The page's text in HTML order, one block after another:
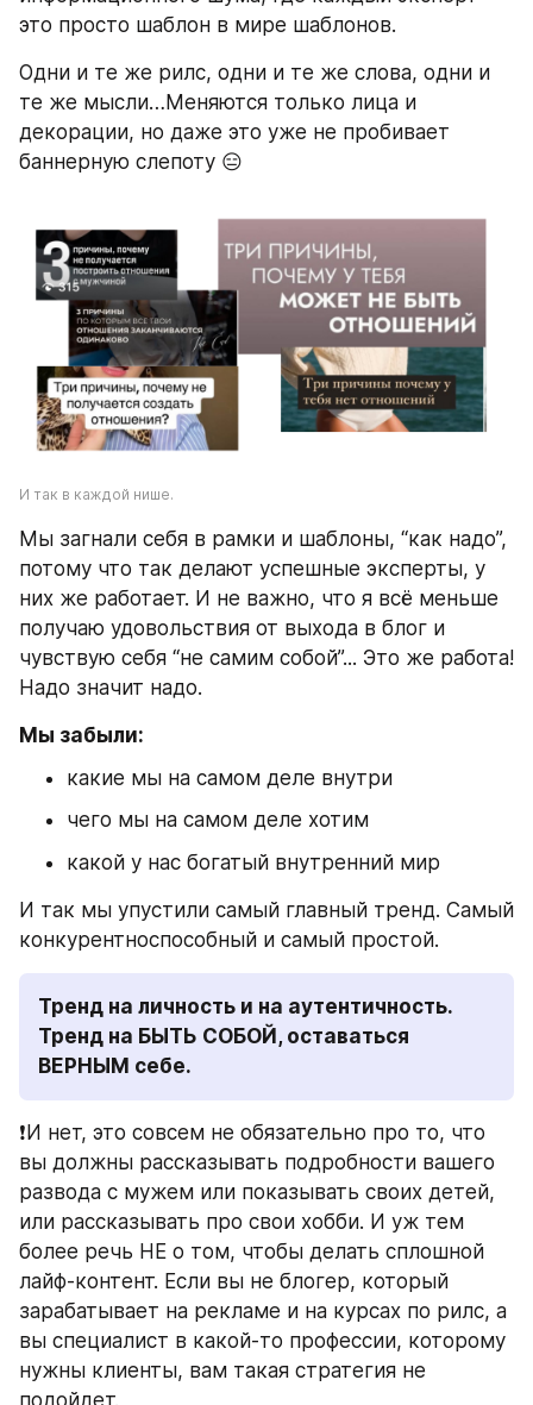
это просто шаблон в мире шаблонов.
Одни и те же рилс, одни и те же слова, одни и
те же мысли…Меняются только лица и
декорации, но даже это уже не пробивает
баннерную слепоту 😑
И так в каждой нише.
Мы загнали себя в рамки и шаблоны, “как надо”,
потому что так делают успешные эксперты, у
них же работает. И не важно, что я всё меньше
получаю удовольствия от выхода в блог и
чувствую себя “не самим собой”... Это же работа!
Надо значит надо.
Мы забыли:
какие мы на самом деле внутри
чего мы на самом деле хотим
какой у нас богатый внутренний мир
И так мы упустили самый главный тренд. Самый
конкурентноспособный и самый простой.
Тренд на личность и на аутентичность.
Тренд на БЫТЬ СОБОЙ, оставаться
ВЕРНЫМ себе.
❗️И нет, это совсем не обязательно про то, что
вы должны рассказывать подробности вашего
развода с мужем или показывать своих детей,
или рассказывать про свои хобби. И уж тем
более речь НЕ о том, чтобы делать сплошной
лайф-контент. Если вы не блогер, который
зарабатывает на рекламе и на курсах по рилс, а
вы специалист в какой-то профессии, которому
нужны клиенты, вам такая стратегия не
подойдет.